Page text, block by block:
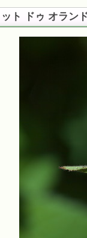
ト ドゥ オラン